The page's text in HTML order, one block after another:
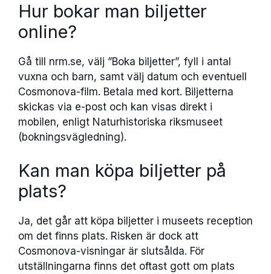
Hur bokar man biljetter
online?
Gå till nrm.se, välj ”Boka biljetter”, fyll i antal
vuxna och barn, samt välj datum och eventuell
Cosmonova-film. Betala med kort. Biljetterna
skickas via e-post och kan visas direkt i
mobilen, enligt Naturhistoriska riksmuseet
(bokningsvägledning).
Kan man köpa biljetter på
plats?
Ja, det går att köpa biljetter i museets reception
om det finns plats. Risken är dock att
Cosmonova-visningar är slutsålda. För
utställningarna finns det oftast gott om plats